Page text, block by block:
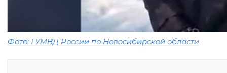
Фото: ГУМВД России по Новосибирской области